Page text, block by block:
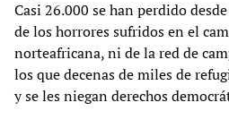
Casi 26.000 se han perdido
de los horrores sufridos en el
norteafricana, ni de la red de
los que decenas de miles de
y se les niegan derechos